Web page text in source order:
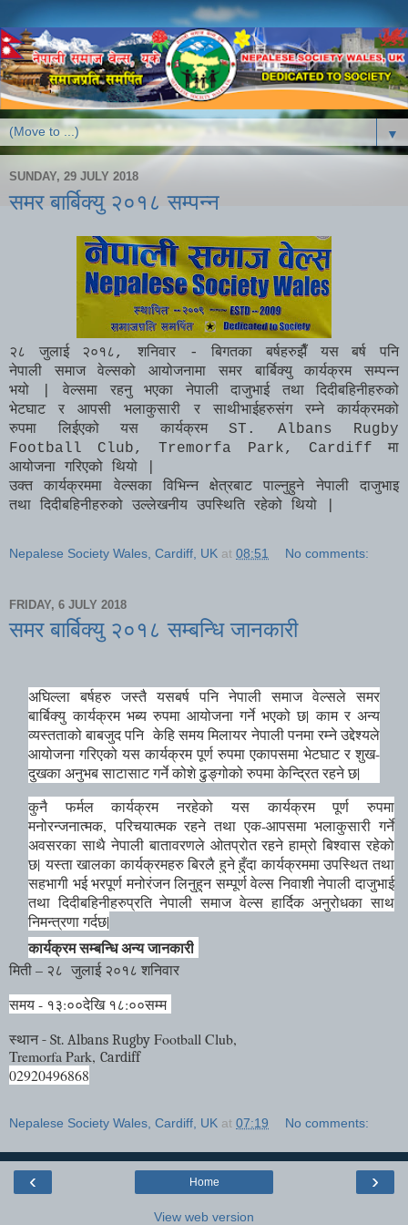
▼
SUNDAY, 29 JULY 2018
समर बार्बिक्यु २०१८ सम्पन्न
२८ जुलाई २०१८,शनिवार -बिगतका बर्षहरुझैँ यस बर्ष पनि
नेपाली समाज वेल्सको आयोजनामा समर बार्बिक्यु कार्यक्रमसम्पन्न
भयो
वेल्समा रहनु भएका नेपाली दाजुभाई तथा दिदीबहिनीहरुको
भेटघाट र आपसी भलाकुसारी र साथीभाईहरुसंग रम्ने कार्यक्रमको
रुपमा लिईएको यस कार्यक्रमST. Albans Rugby
Football Club, Tremorfa Park, Cardiff मा
आयोजना गरिएको थियो
उक्त कार्यक्रममा वेल्सका विभिन्न क्षेत्रबाट पाल्नुहुने नेपाली दाजुभाइ
तथा दिदीबहिनीहरुको उल्लेखनीय उपस्थिति रहेको थियो |
Nepalese Society Wales, Cardiff, UK at 08:51 No comments:
FRIDAY, 6 JULY 2018
समर बार्बिक्यु २०१८ सम्बन्धि जानकारी
अघिल्ला बर्षहरु जस्तै यसबर्ष पनि नेपाली समाज वेल्सलेसमर
बार्बिक्यु कार्यक्रम भब्य रुपमा आयोजना गर्ने भएको छ|काम र अन्य
व्यस्तताको बाबजुद पनि केहि समय मिलायर नेपाली पनमा रम्ने उद्देश्यले
आयोजना गरिएको यस कार्यक्रम पूर्ण रुपमा एकापसमा भेटघाट र शुख-
दुखका अनुभब साटासाट गर्ने कोशे ढुङ्गोको रुपमा केन्द्रित रहने छ|
कुनै फर्मल कार्यक्रम नरहेको यस कार्यक्रम पूर्ण रुपमा
मनोरन्जनात्मक,परिचयात्मक रहने तथा एक-आपसमा भलाकुसारी गर्ने
अवसरका साथै नेपाली बातावरणले ओतप्रोत रहने हाम्रो बिश्वास रहेको
छ|यस्ता खालका कार्यक्रमहरु बिरलै हुने हुँदा कार्यक्रममा उपस्थित तथा
सहभागी भई भरपूर्ण मनोरंजन लिनुहुन सम्पूर्ण वेल्स निवाशी नेपाली दाजुभाई
तथा दिदीबहिनीहरुप्रति नेपाली समाज वेल्स हार्दिक अनुरोधका साथ
निमन्त्रणा गर्दछ|
कार्यक्रम सम्बन्धि अन्य जानकारी
मिती – २८ जुलाई २०१८ शनिवार
समय - १३:००देखि १८:००सम्म
स्थान - St. Albans Rugby Football Club,
Tremorfa Park, Cardiff
02920496868
Nepalese Society Wales, Cardiff, UK at 07:19 No comments:
‹ ›
Home
View web version